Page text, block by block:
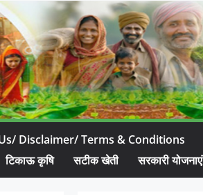
Disclaimer/ Terms & Conditions
टिकाऊ कृषि सटीक खेती सरकारी योजनाएं